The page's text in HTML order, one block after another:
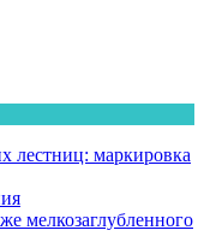
лестниц: маркировка
мелкозаглубленного